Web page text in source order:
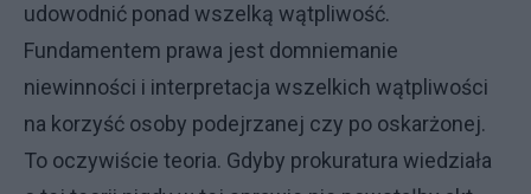
udowodnić ponad wszelką wątpliwość.
Fundamentem prawa jest domniemanie
niewinności i interpretacja wszelkich wątpliwości
na korzyść osoby podejrzanej czy po oskarżonej.
To oczywiście teoria. Gdyby prokuratura wiedziała